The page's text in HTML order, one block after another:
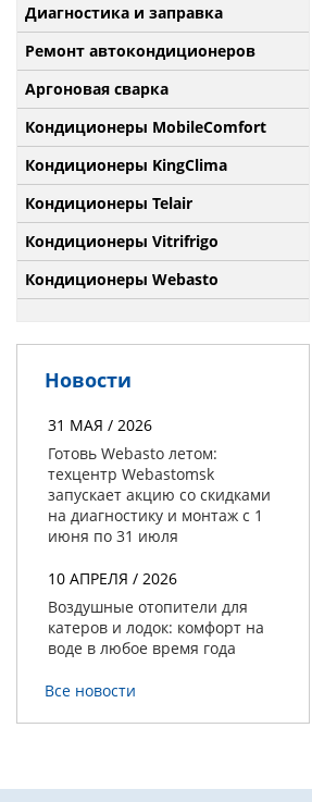
Диагностика и заправка
Ремонт автокондиционеров
Аргоновая сварка
Кондиционеры MobileComfort
Кондиционеры KingClima
Кондиционеры Telair
Кондиционеры Vitrifrigo
Кондиционеры Webasto
Новости
31 МАЯ / 2026
Готовь Webasto летом:
техцентр Webastomsk
запускает акцию со скидками
на диагностику и монтаж с 1
июня по 31 июля
10 АПРЕЛЯ / 2026
Воздушные отопители для
катеров и лодок: комфорт на
воде в любое время года
Все новости